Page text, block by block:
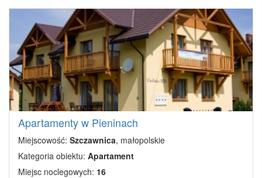
Apartamenty w Pieninach
Miejscowość: Szczawnica, małopolskie
Kategoria obiektu: Apartament
Miejsc noclegowych: 16